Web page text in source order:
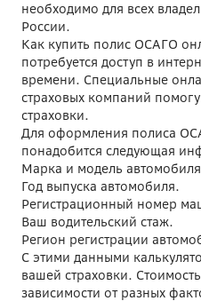
необходимо для всех
России.
Как купить полис ОСАГО
потребуется доступ в
времени. Специальные
страховых компаний
страховки.
Для оформления полиса
понадобится следующая
Марка и модель
Год выпуска автомобиля.
Регистрационный номер
Ваш водительский стаж.
Регион регистрации
С этими данными
вашей страховки.
зависимости от разных